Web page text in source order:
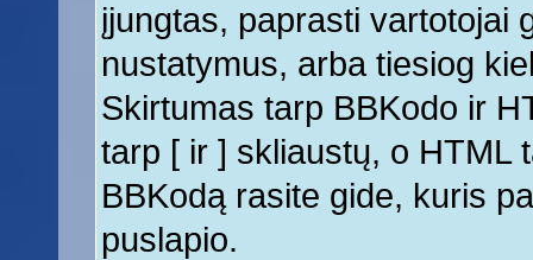
įjungtas, paprasti vartotojai
nustatymus, arba tiesiog
Skirtumas tarp BBKodo ir
tarp [ ir ] skliaustų, o HTML
BBKodą rasite gide, kuris
puslapio.